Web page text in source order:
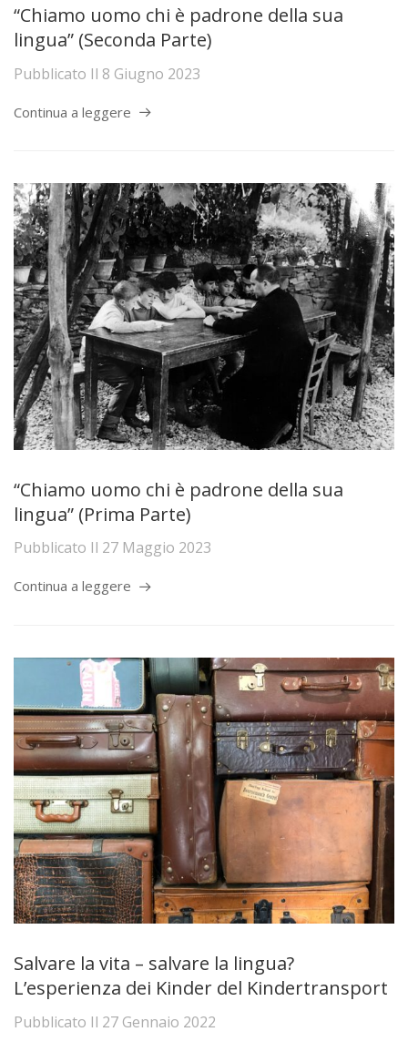
“Chiamo uomo chi è padrone della sua
lingua” (Seconda Parte)
Pubblicato Il 8 Giugno 2023
Continua a leggere
“Chiamo uomo chi è padrone della sua
lingua” (Prima Parte)
Pubblicato Il 27 Maggio 2023
Continua a leggere
Salvare la vita – salvare la lingua?
L’esperienza dei Kinder del Kindertransport
Pubblicato Il 27 Gennaio 2022